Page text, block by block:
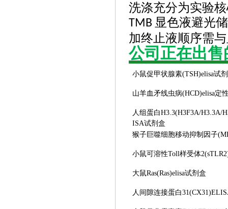
洗涤充分为实验
TMB 显色液避光
加终止液顺序需
公司正在出
小鼠促甲状腺素(TSH)elisa试
山羊血矛线虫病(HCD)elisa定
人组蛋白H3.3(H3F3A/H3.3A/
ISA试剂盒
猴子巨噬细胞移动抑制因子
小鼠可溶性Toll样受体
大鼠Ras(Ras)elisa试剂盒
人间隙连接蛋白